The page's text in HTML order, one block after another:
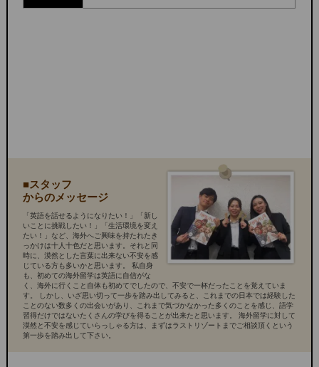
■スタッフ
からのメッセージ
「英語を話せるようになりたい！」「新し
いことに挑戦したい！」「生活環境を変え
たい！」など、海外へご興味を持たれたき
っかけは十人十色だと思います。それと同
時に、漠然とした言葉に出来ない不安を感
じている方も多いかと思います。 私自身
も、初めての海外留学は英語に自信がな
く、海外に行くこと自体も初めてでしたので、不安で一杯だったことを覚えていま
す。 しかし、いざ思い切って一歩を踏み出してみると、これまでの日本では経験した
ことのない数多くの出会いがあり、これまで気づかなかった多くのことを感じ、語学
習得だけではないたくさんの学びを得ることが出来たと思います。 海外留学に対して
漠然と不安を感じていらっしゃる方は、まずはラストリゾートまでご相談頂くという
第一歩を踏み出して下さい。